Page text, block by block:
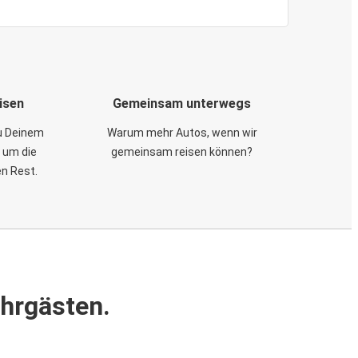
Deinem
die
Rest.
Gemeinsam unterwegs
Warum mehr Autos, wenn wir
gemeinsam reisen können?